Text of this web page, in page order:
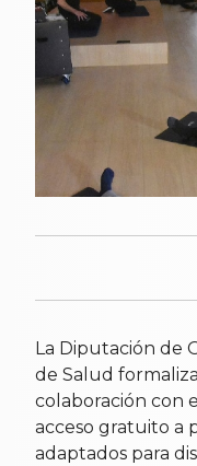
La Diputación de
de Salud
colaboración con
acceso gratuito a
adaptados para